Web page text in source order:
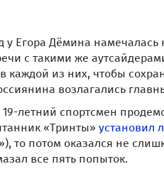
Егора Дёмина
с такими же
каждой из них, чтобы
возлагались
летний спортсмен
«Тринты» установил
то потом оказался не
все пять попыток.